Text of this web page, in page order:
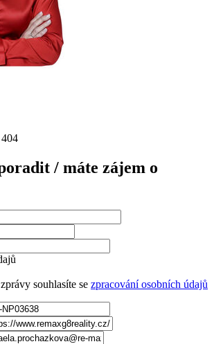
/ máte zájem o
souhlasíte se zpracování osobních údajů